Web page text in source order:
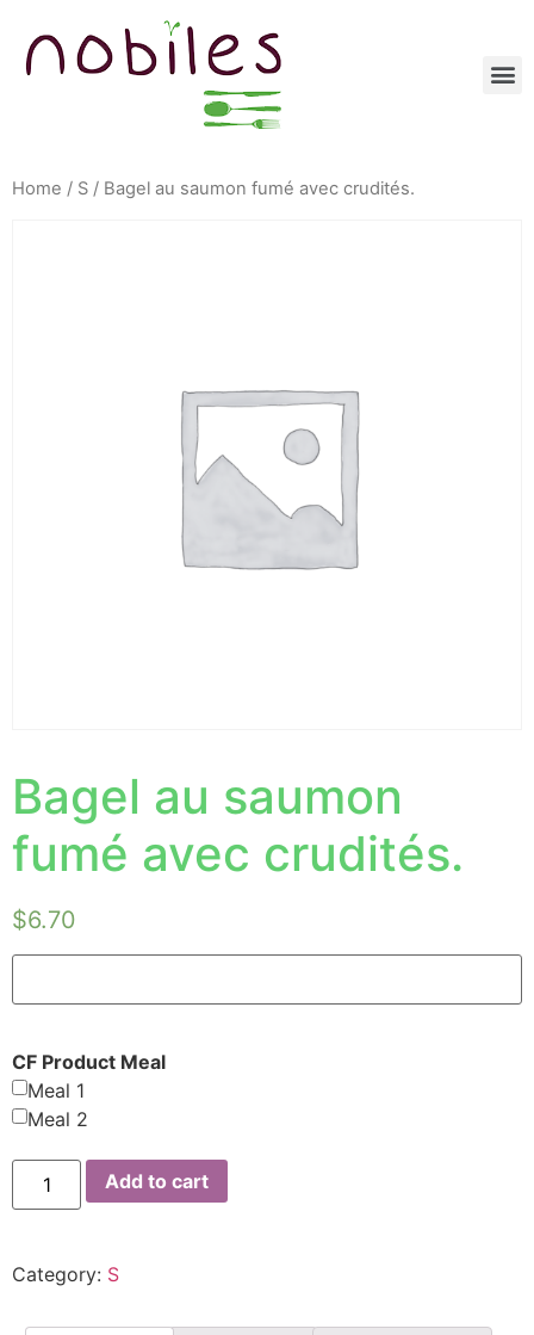
Home / S / Bagel au saumon fumé avec crudités.
Bagel au saumon
fumé avec crudités.
$6.70
CF Product Meal
Meal 1
Meal 2
Add to cart
Category: S